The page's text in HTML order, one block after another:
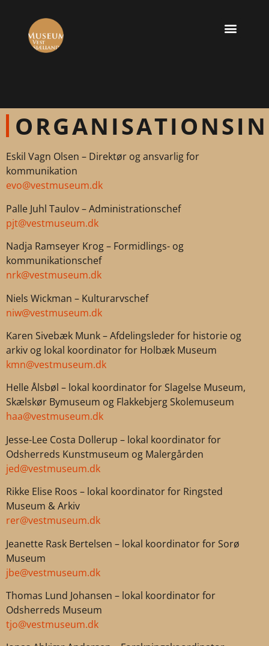
Eskil Vagn Olsen – Direktør og ansvarlig for
kommunikation
evo@vestmuseum.dk
Palle Juhl Taulov – Administrationschef
pjt@vestmuseum.dk
Nadja Ramseyer Krog – Formidlings- og
kommunikationschef
nrk@vestmuseum.dk
Niels Wickman – Kulturarvschef
niw@vestmuseum.dk
Karen Sivebæk Munk – Afdelingsleder for historie og
arkiv og lokal koordinator for Holbæk Museum
kmn@vestmuseum.dk
Helle Ålsbøl – lokal koordinator for Slagelse Museum,
Skælskør Bymuseum og Flakkebjerg Skolemuseum
haa@vestmuseum.dk
Jesse-Lee Costa Dollerup – lokal koordinator for
Odsherreds Kunstmuseum og Malergården
jed@vestmuseum.dk
Rikke Elise Roos – lokal koordinator for Ringsted
Museum & Arkiv
rer@vestmuseum.dk
Jeanette Rask Bertelsen – lokal koordinator for Sorø
Museum
jbe@vestmuseum.dk
Thomas Lund Johansen – lokal koordinator for
Odsherreds Museum
tjo@vestmuseum.dk